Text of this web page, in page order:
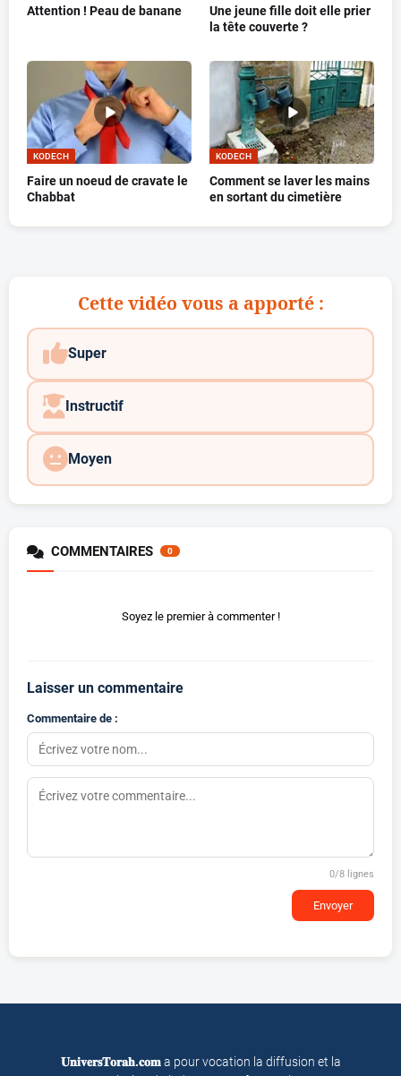
Attention ! Peau de banane
Une jeune fille doit elle prier
la tête couverte ?
KODECH
Faire un noeud de cravate le
Chabbat
KODECH
Comment se laver les mains
en sortant du cimetière
Cette vidéo vous a apporté :
Super
Instructif
Moyen
COMMENTAIRES 0
Soyez le premier à commenter !
Laisser un commentaire
Commentaire de :
0/8 lignes
Envoyer
𝐔𝐧𝐢𝐯𝐞𝐫𝐬𝐓𝐨𝐫𝐚𝐡.𝐜𝐨𝐦a pour vocation la diffusion et la